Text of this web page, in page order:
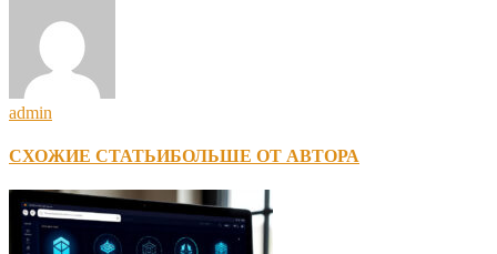
admin
СХОЖИЕ СТАТЬИБОЛЬШЕ ОТ АВТОРА